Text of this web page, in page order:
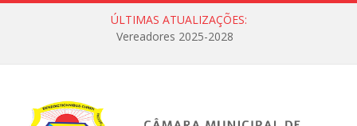
ÚLTIMAS ATUALIZAÇÕES:
Vereadores 2025-2028